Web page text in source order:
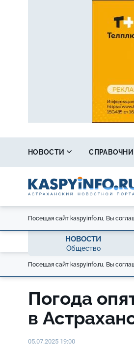
НОВОСТИ
Посещая сайт kaspyinfo.ru, Вы
НОВОСТИ
Общество
Посещая сайт kaspyinfo.ru, Вы
Погода
в
05.07.2025 19:00